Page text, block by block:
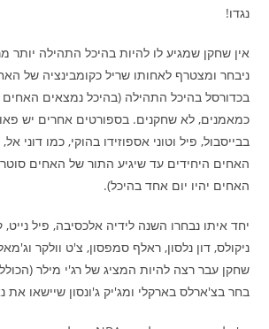
נגדו!
אין שחקן שמגיע לו להיות בהיכל התהילה יותר
ניבחר ומצטרף לאחותו שריל כקומבינציה של
בכדורסל בהיכל התהילה (בהיכל נמצאים האחים
כמאמנים, לא שחקנים. בספורטים אחרים יש פאול
בבייסבול, פיל וטוני אספוזידו בהוקי, כמו דוני
האחים היחידים עד שיגיע התור של האחים
האחים יהיו יום אחד בהיכל).
יחד איתו נבחרו השנה לידיה אלכסיבה, פיל נייט,
ניקולס, דון נלסון, ראלף סמפסון, צ'ט וולקר
שחקן עבר רצה להיות המציג של רג'י מילר
בחר בצ'ארלס בארקלי ומג'יק ג'ונסון שיישאו את